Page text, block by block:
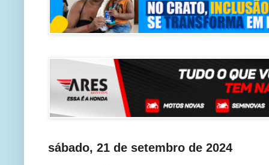
sábado, 21 de setembro de 2024